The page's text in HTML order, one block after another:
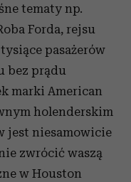
tematy np.
Forda, rejsu
pasażerów
bez prądu
marki American
holenderskim
jest niesamowicie
zwrócić waszą
w Houston